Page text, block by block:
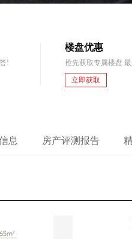
!
楼盘优惠
抢先获取专属楼盘
立即获取
息 房产评测报告